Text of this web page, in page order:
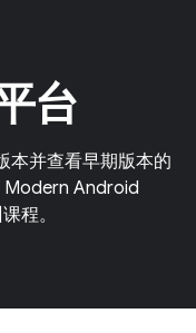
台
本并查看早期版本的
Modern Android
程。